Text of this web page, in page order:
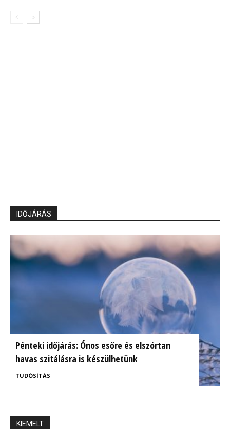
IDŐJÁRÁS
Pénteki időjárás: Ónos esőre és elszórtan
havas szitálásra is készülhetünk
TUDÓSÍTÁS
KIEMELT